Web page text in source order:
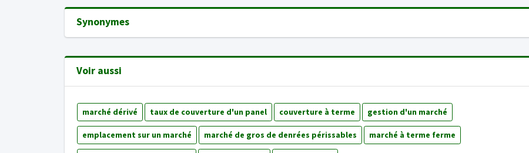
Synonymes
Voir aussi
marché dérivé taux de couverture d'un panel couverture à terme gestion d'un marché
emplacement sur un marché marché de gros de denrées périssables marché à terme ferme